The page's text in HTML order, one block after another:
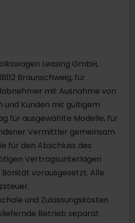
Leasing GmbH,
Braunschweig, für
mit Ausnahme von
und Kunden mit gültigem
für ausgewählte Modelle, für
Vermittler gemeinsam
für den Abschluss des
Vertragsunterlagen
vorausgesetzt. Alle
und Zulassungskosten
Betrieb separat.